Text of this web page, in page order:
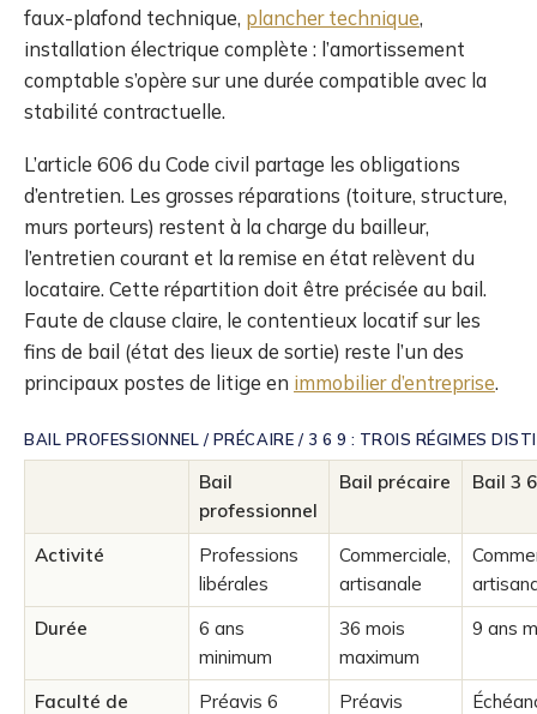
faux-plafond technique, plancher technique,
installation électrique complète : l’amortissement
comptable s’opère sur une durée compatible avec la
stabilité contractuelle.
L’article 606 du Code civil partage les obligations
d’entretien. Les grosses réparations (toiture, structure,
murs porteurs) restent à la charge du bailleur,
l’entretien courant et la remise en état relèvent du
locataire. Cette répartition doit être précisée au bail.
Faute de clause claire, le contentieux locatif sur les
fins de bail (état des lieux de sortie) reste l’un des
principaux postes de litige en immobilier d’entreprise.
BAIL PROFESSIONNEL / PRÉCAIRE / 3 6 9 : TROIS RÉGIMES
Bail
professionnel
Bail précaire Bail 3
Activité
Professions
libérales
Commerciale,
artisanale
Durée
6 ans
minimum
36 mois
maximum
9 ans
Faculté de
Préavis 6
Préavis